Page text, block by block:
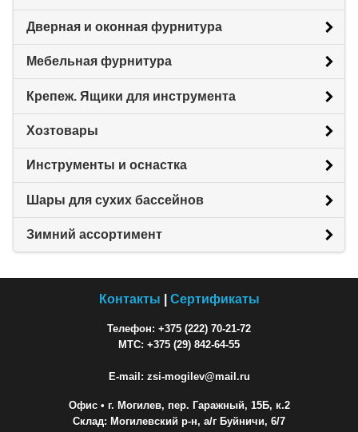
Дверная и оконная фурнитура
Мебельная фурнитура
Крепеж. Ящики для инструмента
Хозтовары
Инструменты и оснастка
Шары для сухих бассейнов
Зимний ассортимент
Контакты Сертификаты
Телефон: +375 (222) 70-21-72
МТС: +375 (29) 842-64-55
E-mail: zsi-mogilev@mail.ru
Офис• г. Могилев, пер. Гаражный, 15Б, к.2
Склад: Могилевский р-н, а/г Буйничи, 6/7